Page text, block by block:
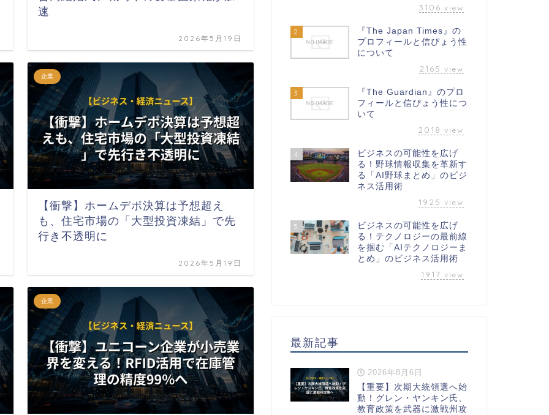
速
2026年5月19日
企業
【衝撃】ホームデポ決算は予想超え
も、住宅市場の「大型投資凍結」で先
行き不透明に
2026年5月19日
企業
3106 view
2
『The Japan Times』の
プロフィールと信ぴょう性
について
2165 view
3
『The Guardian』のプロ
フィールと信ぴょう性につ
いて
2018 view
4
ビジネスの可能性を広げ
る！野球情報収集を革新す
る「AI野球まとめ」のビジ
ネス活用術
1925 view
5
ビジネスの可能性を広げ
る！テクノロジーの最前線
を掴む「AIテクノロジーま
とめ」のビジネス活用術
1917 view
最新記事
2026年8月6日
【重要】次期大統領選へ始
動！グレン・ヤンキン氏、
教育政策を武器に激戦州攻